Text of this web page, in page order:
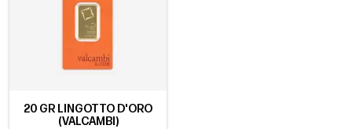
20 GR LINGOTTO D'ORO
(VALCAMBI)